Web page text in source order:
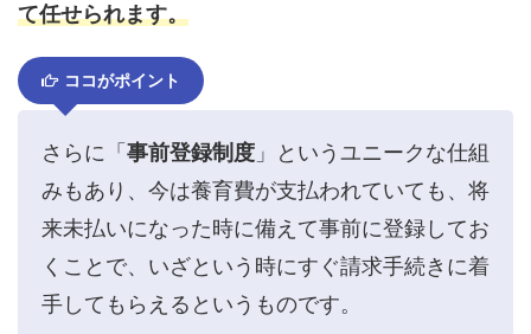
て任せられます。
ココがポイント
さらに「 事前登録制度 」というユニークな仕組
みもあり、今は養育費が支払われていても、将
来未払いになった時に備えて事前に登録してお
くことで、いざという時にすぐ請求手続きに着
手してもらえるというものです。